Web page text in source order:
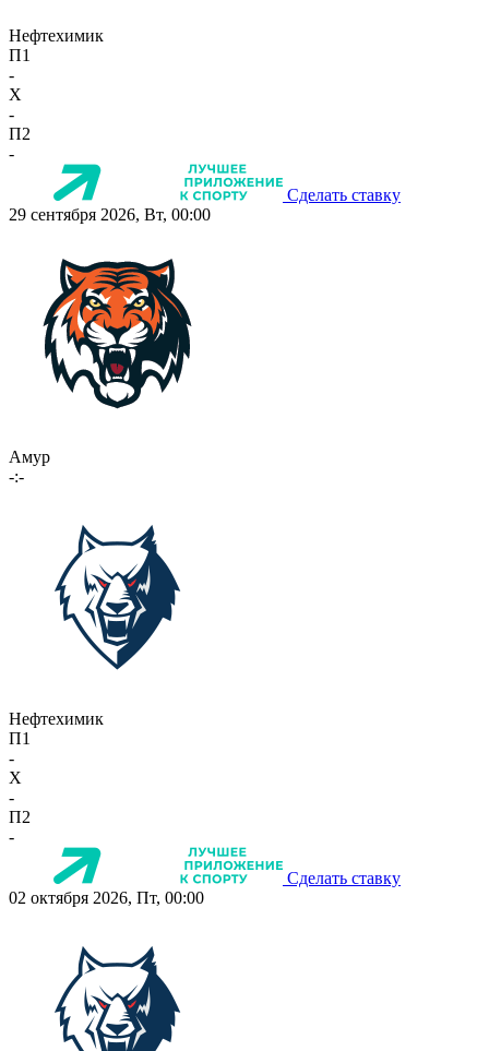
Нефтехимик
П1
-
X
-
П2
-
Сделать ставку
29 сентября 2026, Вт, 00:00
Амур
-:-
Нефтехимик
П1
-
X
-
П2
-
Сделать ставку
02 октября 2026, Пт, 00:00